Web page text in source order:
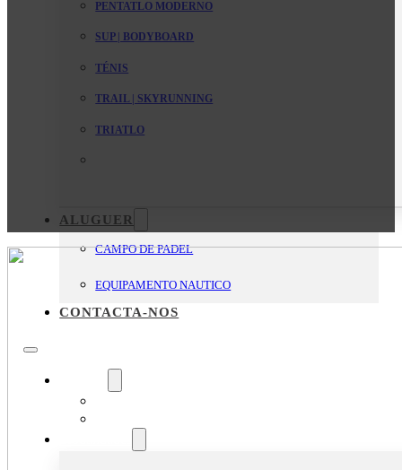
PENTATLO MODERNO
SUP | BODYBOARD
TÉNIS
TRAIL | SKYRUNNING
TRIATLO
ALUGUER
CAMPO DE PADEL
EQUIPAMENTO NAUTICO
CONTACTA-NOS